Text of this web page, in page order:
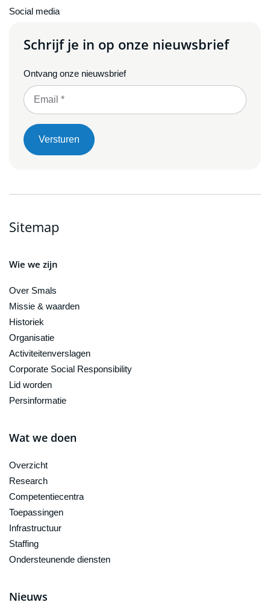
Social media
Schrijf je in op onze nieuwsbrief
Ontvang onze nieuwsbrief
Versturen
Sitemap
Wie we zijn
Over Smals
Missie & waarden
Historiek
Organisatie
Activiteitenverslagen
Corporate Social Responsibility
Lid worden
Persinformatie
Wat we doen
Overzicht
Research
Competentiecentra
Toepassingen
Infrastructuur
Staffing
Ondersteunende diensten
Nieuws